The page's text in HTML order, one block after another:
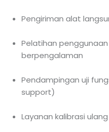
Pengiriman alat
Pelatihan
berpengalaman
Pendampingan uji
support)
Layanan kalibrasi